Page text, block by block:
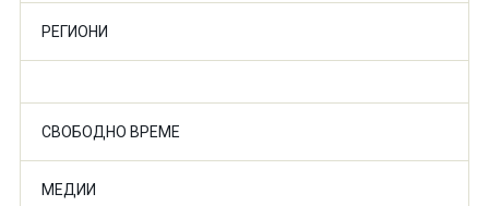
РЕГИОНИ
СВОБОДНО ВРЕМЕ
МЕДИИ